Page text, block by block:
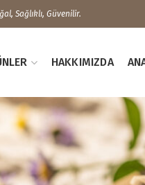
Sağlıklı, Güvenilir.
HAKKIMIZDA